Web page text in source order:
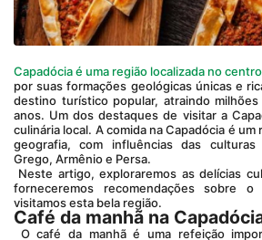
Capadócia é uma região localizada no
por suas formações geológicas únicas e
destino turístico popular, atraindo
anos. Um dos destaques de visitar a
culinária local. A comida na Capadócia é
geografia, com influências das
Grego, Armênio e Persa.
forneceremos recomendações sobre
visitamos esta bela região.
Café da manhã na